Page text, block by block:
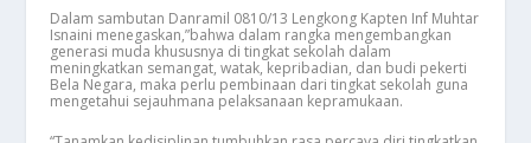
Dalam sambutan Danramil 0810/13 Lengkong Kapten Inf Muhtar
Isnaini menegaskan,”bahwa dalam rangka mengembangkan
generasi muda khususnya di tingkat sekolah dalam
meningkatkan semangat, watak, kepribadian, dan budi pekerti
Bela Negara, maka perlu pembinaan dari tingkat sekolah guna
mengetahui sejauhmana pelaksanaan kepramukaan.